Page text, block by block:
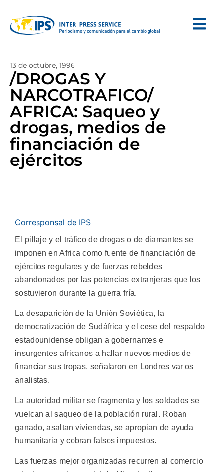
13 de octubre, 1996
/DROGAS Y
NARCOTRAFICO/
AFRICA: Saqueo y
drogas, medios de
financiación de
ejércitos
Corresponsal de IPS
El pillaje y el tráfico de drogas o de diamantes se
imponen en Africa como fuente de financiación de
ejércitos regulares y de fuerzas rebeldes
abandonados por las potencias extranjeras que los
sostuvieron durante la guerra fría.
La desaparición de la Unión Soviética, la
democratización de Sudáfrica y el cese del respaldo
estadounidense obligan a gobernantes e
insurgentes africanos a hallar nuevos medios de
financiar sus tropas, señalaron en Londres varios
analistas.
La autoridad militar se fragmenta y los soldados se
vuelcan al saqueo de la población rural. Roban
ganado, asaltan viviendas, se apropian de ayuda
humanitaria y cobran falsos impuestos.
Las fuerzas mejor organizadas recurren al comercio